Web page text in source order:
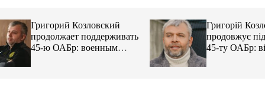
Григорий Козловский
продолжает поддерживать
45-ю ОАБр: военным
передали электробайки
Григорій
продовжує
45-ту ОАБр:
передали